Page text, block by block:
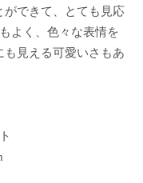
ができて、とても見応
よく、色々な表情を
見える可愛いさもあ